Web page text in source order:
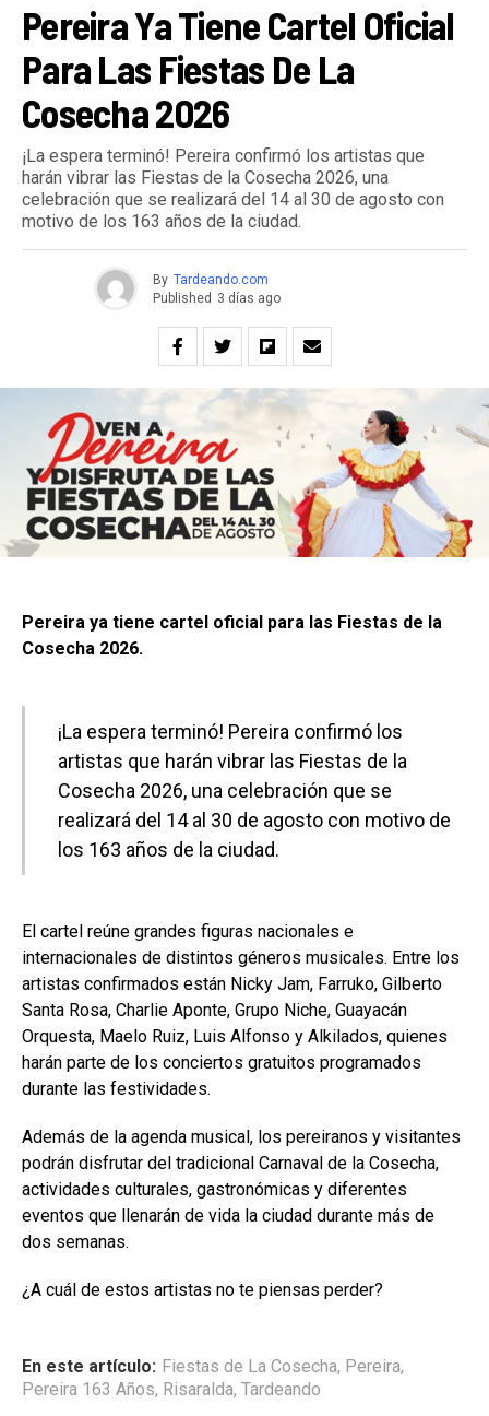
Pereira Ya Tiene Cartel Oficial
Para Las Fiestas De La
Cosecha 2026
¡La espera terminó! Pereira confirmó los artistas que
harán vibrar las Fiestas de la Cosecha 2026, una
celebración que se realizará del 14 al 30 de agosto con
motivo de los 163 años de la ciudad.
By Tardeando.com
Published 3 días ago
Pereira ya tiene cartel oficial para las Fiestas de la
Cosecha 2026.
¡La espera terminó! Pereira confirmó los
artistas que harán vibrar las Fiestas de la
Cosecha 2026, una celebración que se
realizará del 14 al 30 de agosto con motivo de
los 163 años de la ciudad.
El cartel reúne grandes figuras nacionales e
internacionales de distintos géneros musicales. Entre los
artistas confirmados están Nicky Jam, Farruko, Gilberto
Santa Rosa, Charlie Aponte, Grupo Niche, Guayacán
Orquesta, Maelo Ruiz, Luis Alfonso y Alkilados, quienes
harán parte de los conciertos gratuitos programados
durante las festividades.
Además de la agenda musical, los pereiranos y visitantes
podrán disfrutar del tradicional Carnaval de la Cosecha,
actividades culturales, gastronómicas y diferentes
eventos que llenarán de vida la ciudad durante más de
dos semanas.
¿A cuál de estos artistas no te piensas perder?
En este artículo: Fiestas de La Cosecha, Pereira,
Pereira 163 Años, Risaralda, Tardeando